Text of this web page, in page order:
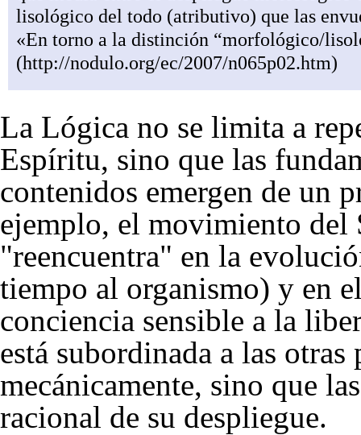
lisológico del todo (atributivo) que las
«En torno a la distinción “morfológico/
La Lógica no se limita a
Espíritu, sino que las
contenidos emergen de un
ejemplo, el movimiento del
"reencuentra" en la
tiempo al organismo) y en
conciencia sensible a la
está subordinada a las otras
mecánicamente, sino que
racional de su despliegue.